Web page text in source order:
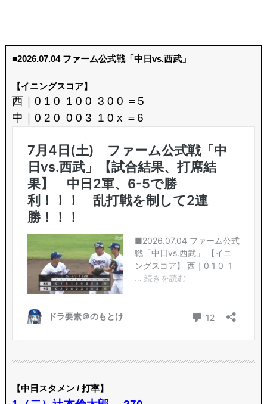
■2026.07.04 ファーム公式戦「中日vs.西武」
【イニングスコア】
西｜0 1 0 1 0 0 3 0 0 ＝5
中｜0 2 0 0 0 3 1 0 x ＝6
【中日スタメン / 打率】